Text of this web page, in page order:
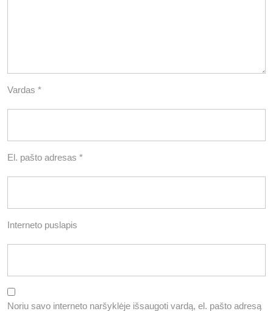
Vardas *
El. pašto adresas *
Interneto puslapis
Noriu savo interneto naršyklėje išsaugoti vardą, el. pašto adresą